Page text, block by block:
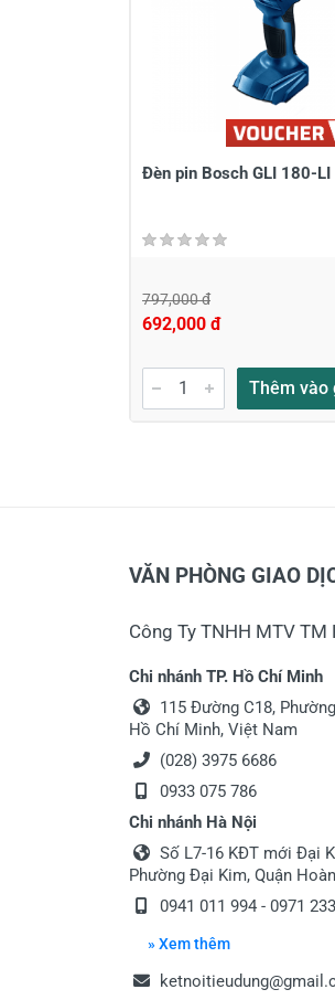
Đèn pin Bosch GLI 180-LI
797,000 đ
692,000 đ
Thêm vào
VĂN PHÒNG GIAO
Công Ty TNHH MTV TM
Chi nhánh TP. Hồ Chí Minh
115 Đường C18,
Hồ Chí Minh, Việt Nam
(028) 3975 6686
0933 075 786
Chi nhánh Hà Nội
Số L7-16 KĐT mới Đại
Phường Đại Kim, Quận
0941 011 994 - 0971
» Xem thêm